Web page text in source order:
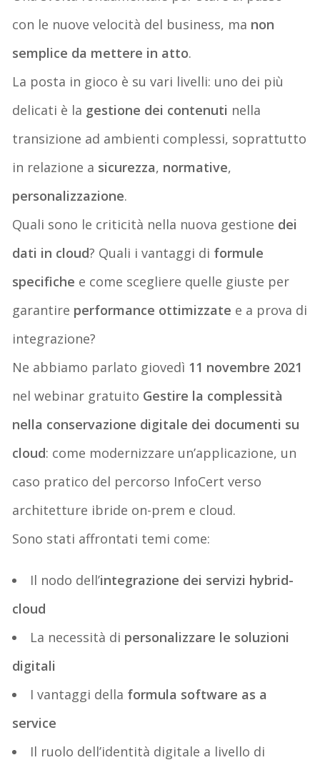
con le nuove velocità del business, ma non
semplice da mettere in atto.
La posta in gioco è su vari livelli: uno dei più
delicati è la gestione dei contenuti nella
transizione ad ambienti complessi, soprattutto
in relazione a sicurezza, normative,
personalizzazione.
Quali sono le criticità nella nuova gestione dei
dati in cloud? Quali i vantaggi di formule
specifiche e come scegliere quelle giuste per
garantire performance ottimizzate e a prova di
integrazione?
Ne abbiamo parlato giovedì 11 novembre 2021
nel webinar gratuito Gestire la complessità
nella conservazione digitale dei documenti su
cloud: come modernizzare un’applicazione, un
caso pratico del percorso InfoCert verso
architetture ibride on-prem e cloud.
Sono stati affrontati temi come:
Il nodo dell’integrazione dei servizi hybrid-
cloud
La necessità di personalizzare le soluzioni
digitali
I vantaggi della formula software as a
service
Il ruolo dell’identità digitale a livello di